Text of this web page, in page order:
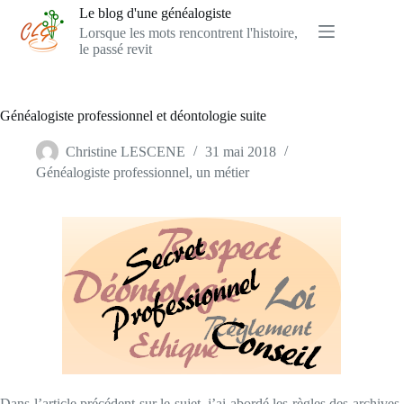
contenu
Le blog d'une généalogiste
Lorsque les mots rencontrent l'histoire,
le passé revit
Généalogiste professionnel et déontologie suite
Christine LESCENE
31 mai 2018
Généalogiste professionnel, un métier